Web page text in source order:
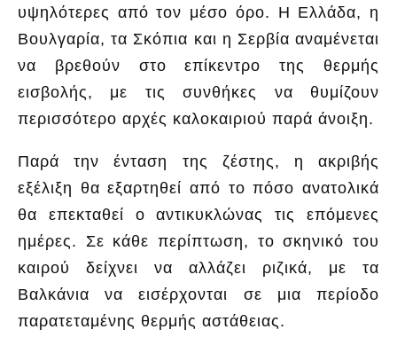
υψηλότερες από τον μέσο όρο. Η Ελλάδα, η
Βουλγαρία, τα Σκόπια και η Σερβία αναμένεται
να βρεθούν στο επίκεντρο της θερμής
εισβολής, με τις συνθήκες να θυμίζουν
περισσότερο αρχές καλοκαιριού παρά άνοιξη.
Παρά την ένταση της ζέστης, η ακριβής
εξέλιξη θα εξαρτηθεί από το πόσο ανατολικά
θα επεκταθεί ο αντικυκλώνας τις επόμενες
ημέρες. Σε κάθε περίπτωση, το σκηνικό του
καιρού δείχνει να αλλάζει ριζικά, με τα
Βαλκάνια να εισέρχονται σε μια περίοδο
παρατεταμένης θερμής αστάθειας.